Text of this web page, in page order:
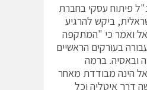
פיתוח עסקי בחברת
ביקש להרגיע
ואמר כי "המתקפה
בעורקים הראשיים
ובאסיה. ברמה
הינה מבודדת מאחר
דרך איטליה וכל